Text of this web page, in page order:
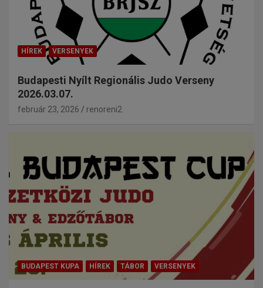
HÍREK VERSENYEK
Budapesti Nyílt Regionális Judo Verseny
2026.03.07.
február 23, 2026 renoreni2
BUDAPEST KUPA HÍREK TÁBOR VERSENYEK